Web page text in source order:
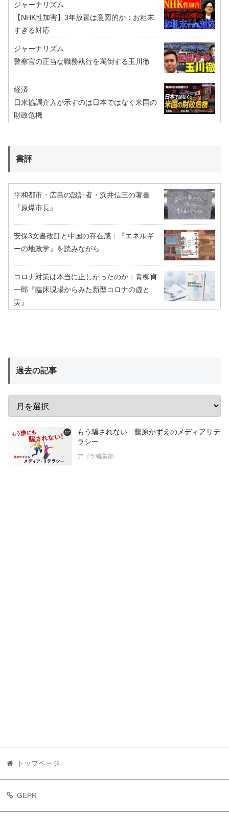
ジャーナリズム
【NHK性加害】3年放置は意図的か：お粗末
すぎる対応
ジャーナリズム
警察官の正当な職務執行を罵倒する玉川徹
経済
日米協調介入が示すのは日本ではなく米国の
財政危機
書評
平和都市・広島の設計者・浜井信三の著書
『原爆市長』
安保3文書改訂と中国の存在感：『エネルギ
ーの地政学』を読みながら
コロナ対策は本当に正しかったのか：青柳貞
一郎『臨床現場からみた新型コロナの虚と
実』
過去の記事
もう騙されない 藤原かずえのメディアリテ
ラシー
アゴラ編集部
トップページ
GEPR